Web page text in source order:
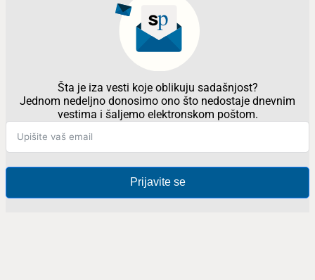
Šta je iza vesti koje oblikuju sadašnjost?
Jednom nedeljno donosimo ono što nedostaje dnevnim
vestima i šaljemo elektronskom poštom.
Prijavite se